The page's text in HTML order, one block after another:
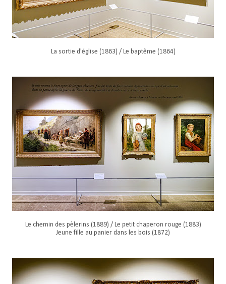
La sortie d'église (1863) / Le baptême (1864)
Le chemin des pèlerins (1889) / Le petit chaperon rouge (1883)
Jeune fille au panier dans les bois (1872)